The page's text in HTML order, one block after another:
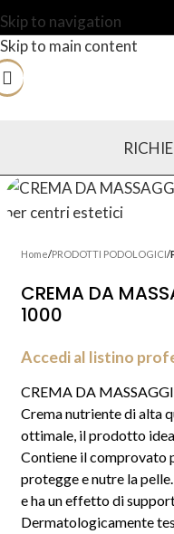
Skip to navigation
Skip to main content
Home PRODOTTI PODOLOGICI
CREMA DA
1000
Accedi al listino
CREMA DA
Crema nutriente di alta
ottimale, il prodotto
Contiene il comprovato
protegge e nutre la
e ha un effetto di
Dermatologicamente